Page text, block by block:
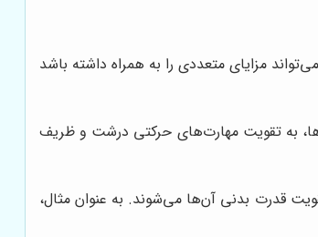
مزایای متعددی را به همراه داشته باشد
به تقویت مهارت‌های حرکتی درشت و ظریف
قدرت بدنی آن‌ها می‌شوند. به عنوان مثال،